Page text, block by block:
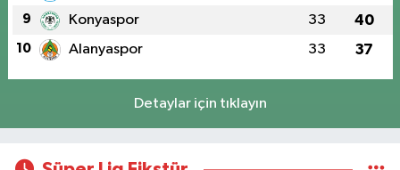
9 Konyaspor 33 40
10 Alanyaspor 33 37
Detaylar için tıklayın